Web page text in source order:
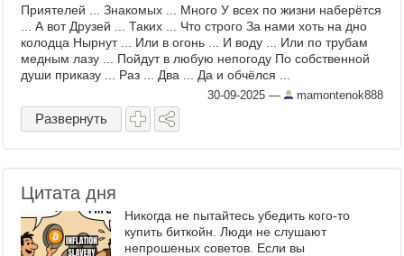
Приятелей ... Знакомых ... Много У всех по жизни наберётся
... А вот Друзей ... Таких ... Что строго За нами хоть на дно
колодца Нырнут ... Или в огонь ... И воду ... Или по трубам
медным лазу ... Пойдут в любую непогоду По собственной
души приказу ... Раз ... Два ... Да и обчёлся ...
30-09-2025 — mamontenok888
Развернуть
Цитата дня
Никогда не пытайтесь убедить кого-то
купить биткойн. Люди не слушают
непрошеных советов. Если вы